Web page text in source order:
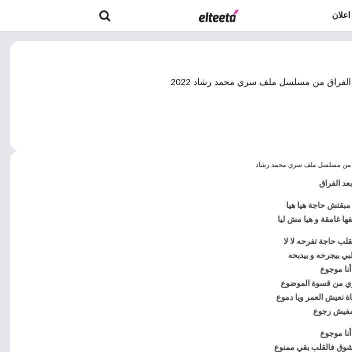
اعلان
الفراق من مسلسل ملف سري محمد رشاد 2022
من مسلسل ملف سري محمد رشاد
بعد الفراق
مبقتش حاجة هيا هيا
غامقة و هيا مش ليا
حاجة تفرحه لا لا
بيجرحه و بيدبحه
أنا موجوع
من قسوة الموضوع
نعيش العمر ويا دموع
رجوع
أنا موجوع
فالقلب بقي ممنوع